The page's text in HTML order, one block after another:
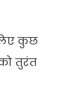
कुछ
तुरंत